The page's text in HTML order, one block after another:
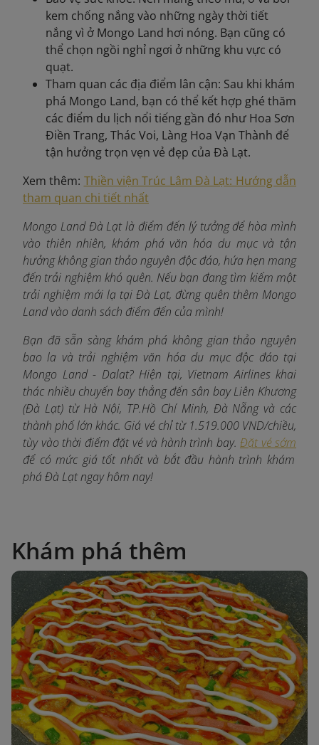
kem chống nắng vào những ngày thời tiết
nắng vì ở Mongo Land hơi nóng. Bạn cũng có
thể chọn ngồi nghỉ ngơi ở những khu vực có
quạt.
Tham quan các địa điểm lân cận: Sau khi khám
phá Mongo Land, bạn có thể kết hợp ghé thăm
các điểm du lịch nổi tiếng gần đó như Hoa Sơn
Điền Trang, Thác Voi, Làng Hoa Vạn Thành để
tận hưởng trọn vẹn vẻ đẹp của Đà Lạt.
Xem thêm: Thiền viện Trúc Lâm Đà Lạt: Hướng dẫn
tham quan chi tiết nhất
Mongo Land Đà Lạt là điểm đến lý tưởng để hòa mình
vào thiên nhiên, khám phá văn hóa du mục và tận
hưởng không gian thảo nguyên độc đáo, hứa hẹn mang
đến trải nghiệm khó quên. Nếu bạn đang tìm kiếm một
trải nghiệm mới lạ tại Đà Lạt, đừng quên thêm Mongo
Land vào danh sách điểm đến của mình!
Bạn đã sẵn sàng khám phá không gian thảo nguyên
bao la và trải nghiệm văn hóa du mục độc đáo tại
Mongo Land - Dalat? Hiện tại, Vietnam Airlines khai
thác nhiều chuyến bay thẳng đến sân bay Liên Khương
(Đà Lạt) từ Hà Nội, TP.Hồ Chí Minh, Đà Nẵng và các
thành phố lớn khác. Giá vé chỉ từ 1.519.000 VND/chiều,
tùy vào thời điểm đặt vé và hành trình bay. Đặt vé sớm
để có mức giá tốt nhất và bắt đầu hành trình khám
phá Đà Lạt ngay hôm nay!
Khám phá thêm